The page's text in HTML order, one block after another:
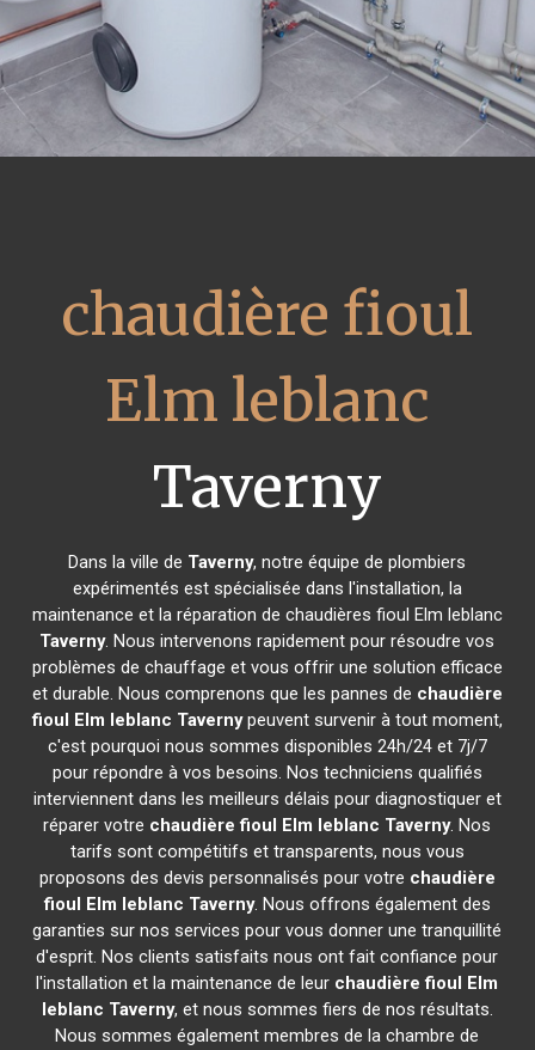
chaudière fioul
Elm leblanc
Taverny
Dans la ville de Taverny, notre équipe de plombiers
expérimentés est spécialisée dans l'installation, la
maintenance et la réparation de chaudières fioul Elm leblanc
Taverny. Nous intervenons rapidement pour résoudre vos
problèmes de chauffage et vous offrir une solution efficace
et durable. Nous comprenons que les pannes de chaudière
fioul Elm leblanc Tavernypeuvent survenir à tout moment,
c'est pourquoi nous sommes disponibles 24h/24 et 7j/7
pour répondre à vos besoins. Nos techniciens qualifiés
interviennent dans les meilleurs délais pour diagnostiquer et
réparer votre chaudière fioul Elm leblanc Taverny. Nos
tarifs sont compétitifs et transparents, nous vous
proposons des devis personnalisés pour votre chaudière
fioul Elm leblanc Taverny. Nous offrons également des
garanties sur nos services pour vous donner une tranquillité
d'esprit. Nos clients satisfaits nous ont fait confiance pour
l'installation et la maintenance de leur chaudière fioul Elm
leblanc Taverny, et nous sommes fiers de nos résultats.
Nous sommes également membres de la chambre de